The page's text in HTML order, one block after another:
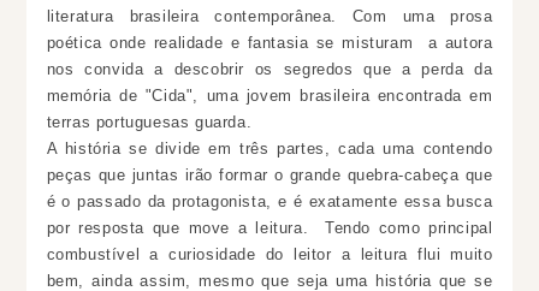
literatura brasileira contemporânea. Com uma prosa
poética onde realidade e fantasia se misturam a autora
nos convida a descobrir os segredos que a perda da
memória de "Cida", uma jovem brasileira encontrada em
terras portuguesas guarda.
A história se divide em três partes, cada uma contendo
peças que juntas irão formar o grande quebra-cabeça que
é o passado da protagonista, e é exatamente essa busca
por resposta que move a leitura. Tendo como principal
combustível a curiosidade do leitor a leitura flui muito
bem,ainda assim, mesmo que seja uma história que se